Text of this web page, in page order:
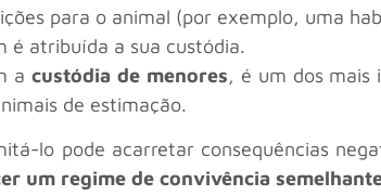
para o animal (por exemplo, uma
é atribuída a sua custódia.
acustódia de menores, é um dos
de estimação.
lo pode acarretar consequências
um regime de convivência